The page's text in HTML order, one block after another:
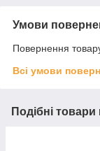
Умови
Повернення
Всі умови
Подібні товари